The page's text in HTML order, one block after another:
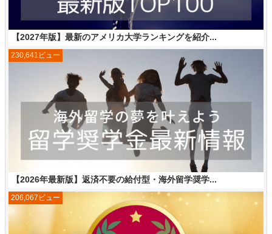
【2027年版】最新のアメリカ大学ランキングを紹介...
【2026年最新版】返済不要の給付型・海外留学奨学...
230,641ビュー
206,067ビュー